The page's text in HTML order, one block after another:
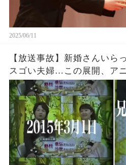
2025/06/11
【放送事故】新婚さんいら
スゴい夫婦…この展開、ア